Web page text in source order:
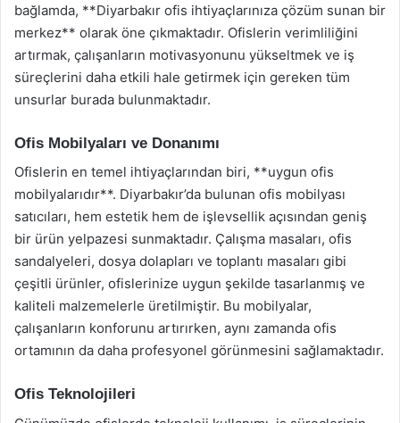
bağlamda, **Diyarbakır ofis ihtiyaçlarınıza çözüm sunan bir
merkez** olarak öne çıkmaktadır. Ofislerin verimliliğini
artırmak, çalışanların motivasyonunu yükseltmek ve iş
süreçlerini daha etkili hale getirmek için gereken tüm
unsurlar burada bulunmaktadır.
Ofis Mobilyaları ve Donanımı
Ofislerin en temel ihtiyaçlarından biri, **uygun ofis
mobilyalarıdır**. Diyarbakır’da bulunan ofis mobilyası
satıcıları, hem estetik hem de işlevsellik açısından geniş
bir ürün yelpazesi sunmaktadır. Çalışma masaları, ofis
sandalyeleri, dosya dolapları ve toplantı masaları gibi
çeşitli ürünler, ofislerinize uygun şekilde tasarlanmış ve
kaliteli malzemelerle üretilmiştir. Bu mobilyalar,
çalışanların konforunu artırırken, aynı zamanda ofis
ortamının da daha profesyonel görünmesini sağlamaktadır.
Ofis Teknolojileri